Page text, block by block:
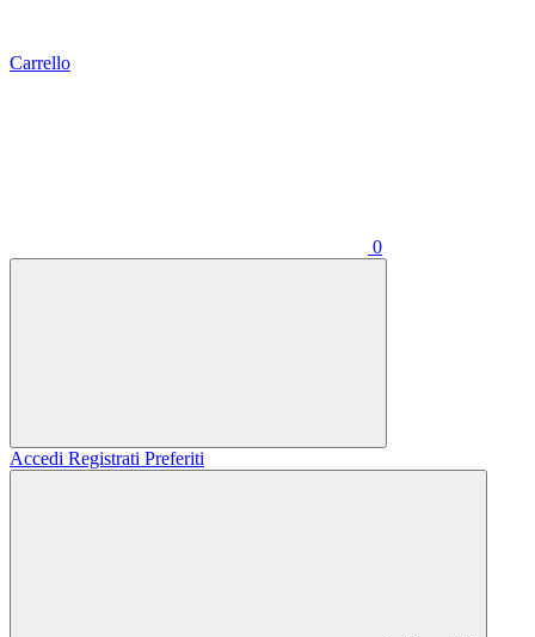
Carrello
0
Accedi Registrati Preferiti